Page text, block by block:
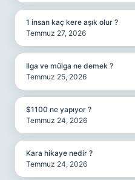
1 insan kaç kere aşık olur ?
Temmuz 27, 2026
Ilga ve mülga ne demek ?
Temmuz 25, 2026
$1100 ne yapıyor ?
Temmuz 24, 2026
Kara hikaye nedir ?
Temmuz 24, 2026